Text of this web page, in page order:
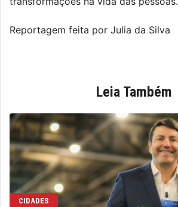
Reportagem feita por Julia da Silva
Leia Também
CIDADES